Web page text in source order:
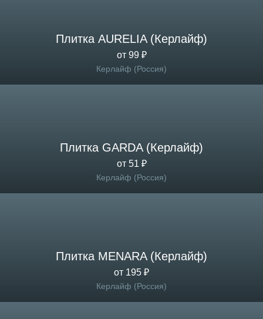
Плитка AURELIA (Керлайф)
от 99 ₽
Керлайф (Россия)
Плитка GARDA (Керлайф)
от 51 ₽
Керлайф (Россия)
Плитка MENARA (Керлайф)
от 195 ₽
Керлайф (Россия)